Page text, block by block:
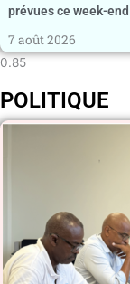
prévues ce week-
7 août 2026
POLITIQUE